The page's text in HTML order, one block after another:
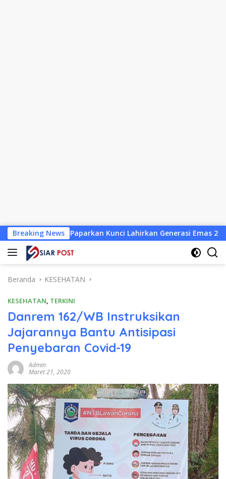
Langsung
ke
konten
Breaking News
Paparkan Kunci Lahirkan Generasi Emas 2045
Beranda KESEHATAN
KESEHATAN, TERKINI
Danrem 162/WB Instruksikan
Jajarannya Bantu Antisipasi
Penyebaran Covid-19
Admin
Maret 21, 2020